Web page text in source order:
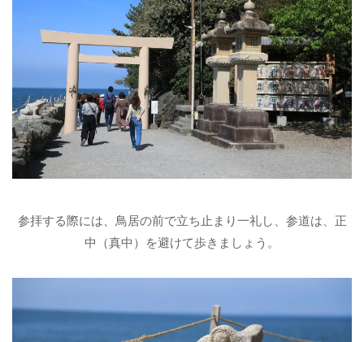
参拝する際には、鳥居の前で立ち止まり一礼し、参道は、正
中（真中）を避けて歩きましょう。